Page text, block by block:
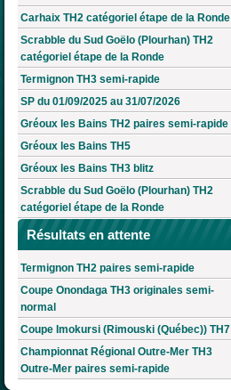
Carhaix TH2 catégoriel étape de la Ronde
Scrabble du Sud Goëlo (Plourhan) TH2
catégoriel étape de la Ronde
Termignon TH3 semi-rapide
SP du 01/09/2025 au 31/07/2026
Gréoux les Bains TH2 paires semi-rapide
Gréoux les Bains TH5
Gréoux les Bains TH3 blitz
Scrabble du Sud Goëlo (Plourhan) TH2
catégoriel étape de la Ronde
Résultats en attente
Termignon TH2 paires semi-rapide
Coupe Onondaga TH3 originales semi-
normal
Coupe Imokursi (Rimouski (Québec)) TH7
Championnat Régional Outre-Mer TH3
Outre-Mer paires semi-rapide